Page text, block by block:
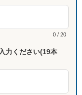
0 / 20
力ください(19本